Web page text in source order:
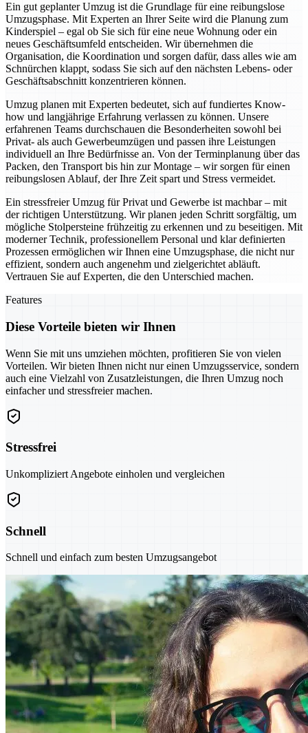
Ein gut geplanter Umzug ist die Grundlage für eine reibungslose
Umzugsphase. Mit Experten an Ihrer Seite wird die Planung zum
Kinderspiel – egal ob Sie sich für eine neue Wohnung oder ein
neues Geschäftsumfeld entscheiden. Wir übernehmen die
Organisation, die Koordination und sorgen dafür, dass alles wie am
Schnürchen klappt, sodass Sie sich auf den nächsten Lebens- oder
Geschäftsabschnitt konzentrieren können.
Umzug planen mit Experten bedeutet, sich auf fundiertes Know-
how und langjährige Erfahrung verlassen zu können. Unsere
erfahrenen Teams durchschauen die Besonderheiten sowohl bei
Privat- als auch Gewerbeumzügen und passen ihre Leistungen
individuell an Ihre Bedürfnisse an. Von der Terminplanung über das
Packen, den Transport bis hin zur Montage – wir sorgen für einen
reibungslosen Ablauf, der Ihre Zeit spart und Stress vermeidet.
Ein stressfreier Umzug für Privat und Gewerbe ist machbar – mit
der richtigen Unterstützung. Wir planen jeden Schritt sorgfältig, um
mögliche Stolpersteine frühzeitig zu erkennen und zu beseitigen. Mit
moderner Technik, professionellem Personal und klar definierten
Prozessen ermöglichen wir Ihnen eine Umzugsphase, die nicht nur
effizient, sondern auch angenehm und zielgerichtet abläuft.
Vertrauen Sie auf Experten, die den Unterschied machen.
Features
Diese Vorteile bieten wir Ihnen
Wenn Sie mit uns umziehen möchten, profitieren Sie von vielen
Vorteilen. Wir bieten Ihnen nicht nur einen Umzugsservice, sondern
auch eine Vielzahl von Zusatzleistungen, die Ihren Umzug noch
einfacher und stressfreier machen.
Stressfrei
Unkompliziert Angebote einholen und vergleichen
Schnell
Schnell und einfach zum besten Umzugsangebot